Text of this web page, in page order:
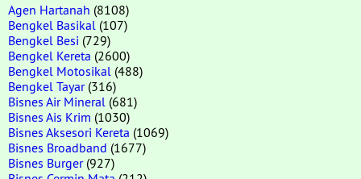
Agen Hartanah (8108)
Bengkel Basikal (107)
Bengkel Besi (729)
Bengkel Kereta (2600)
Bengkel Motosikal (488)
Bengkel Tayar(316)
Bisnes Air Mineral (681)
Bisnes Ais Krim (1030)
Bisnes Aksesori Kereta (1069)
Bisnes Broadband (1677)
Bisnes Burger(927)